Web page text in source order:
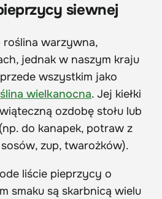
siewnej
warzywna,
jednak w naszym kraju
wszystkim jako
wielkanocna. Jej kiełki
ozdobę stołu lub
do kanapek, potraw z
zup, twarożków).
liście pieprzycy o
smaku są skarbnicą wielu